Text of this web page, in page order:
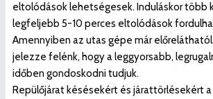
eltolódások lehetségesek. Induláskor több
legfeljebb 5-10 perces eltolódások
Amennyiben az utas gépe már
jelezze felénk, hogy a leggyorsabb,
időben gondoskodni tudjuk.
Repülőjárat késésekért és járattörlésekért